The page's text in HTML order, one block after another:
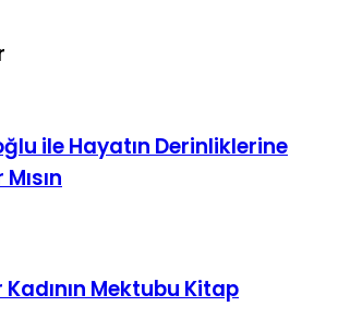
ile Hayatın Derinliklerine
Mektubu Kitap